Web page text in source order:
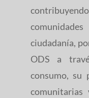
ciudadanía,
ODS a
consumo, su